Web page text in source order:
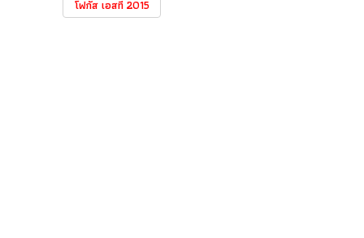
โฟกัส เอสที 2015